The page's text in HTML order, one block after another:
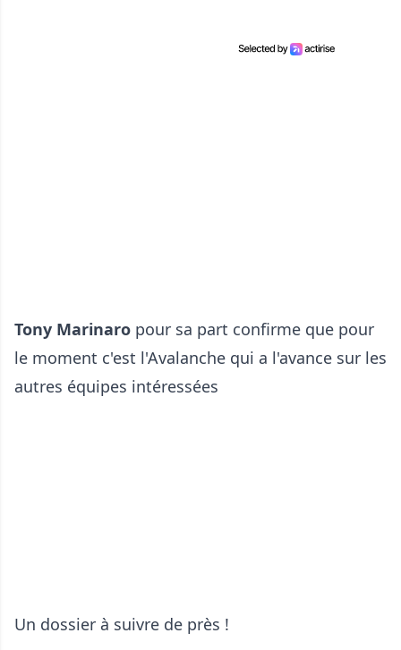
Tony Marinaro pour sa part confirme que pour
le moment c'est l'Avalanche qui a l'avance sur les
autres équipes intéressées
Un dossier à suivre de près !